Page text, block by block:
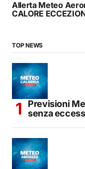
Allerta Meteo
CALORE
TOP NEWS
Previsioni
senza